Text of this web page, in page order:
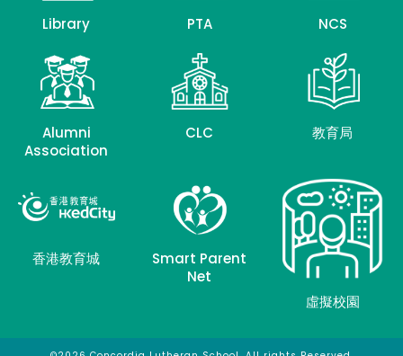
Library PTA NCS
Alumni
Association
CLC 教育局
香港教育城
Smart Parent
Net
虛擬校園